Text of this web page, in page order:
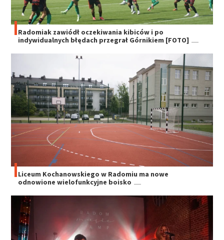
Radomiak zawiódł oczekiwania kibiców i po
indywidualnych błędach przegrał Górnikiem [FOTO]
Liceum Kochanowskiego w Radomiu ma nowe
odnowione wielofunkcyjne boisko